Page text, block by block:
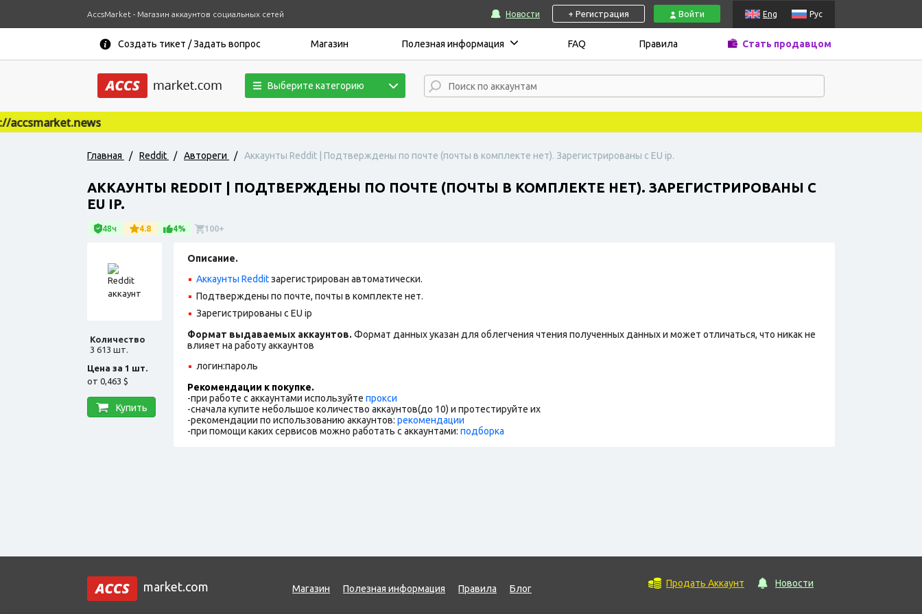
AccsMarket - Магазин аккаунтов социальных сетей Новости + Регистрация Войти Eng Рус
Создать тикет / Задать вопрос Магазин Полезная информация FAQ Правила Стать продавцом
Выберите категорию
Главная / Reddit / Автореги / Аккаунты Reddit | Подтверждены по почте (почты в комплекте нет). Зарегистрированы с EU ip.
АККАУНТЫ REDDIT | ПОДТВЕРЖДЕНЫ ПО ПОЧТЕ (ПОЧТЫ В КОМПЛЕКТЕ НЕТ). ЗАРЕГИСТРИРОВАНЫ С
EU IP.
48ч 4.8 4% 100+
Количество
3 613 шт.
Цена за 1 шт.
от 0,463 $
Купить
Описание.
Аккаунты Redditзарегистрирован автоматически.
Подтверждены по почте, почты в комплекте нет.
Зарегистрированы с EU ip
Формат выдаваемых аккаунтов. Формат данных указан для облегчения чтения полученных данных и может отличаться, что никак не
влияет на работу аккаунтов
логин:пароль
Рекомендации к покупке.
-при работе с аккаунтами используйте прокси
-сначала купите небольшое количество аккаунтов(до 10) и протестируйте их
-рекомендации по использованию аккаунтов: рекомендации
-при помощи каких сервисов можно работать с аккаунтами: подборка
market.com Магазин Полезная информация Правила Блог Продать Аккаунт Новости